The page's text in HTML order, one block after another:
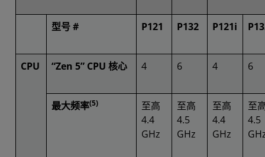
型号 # P121 P132 P121i
CPU “Zen 5” CPU 核心 4 6 4 6
最大频率(5)
至高
4.4
GHz
至高
4.5
GHz
至高
4.4
GHz
至
4.5